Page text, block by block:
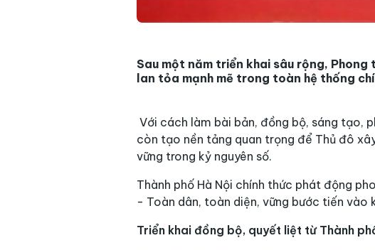
Sau một năm triển khai sâu rộng,
lan tỏa mạnh mẽ trong toàn hệ thống
Với cách làm bài bản, đồng bộ, sáng tạo,
còn tạo nền tảng quan trọng để Thủ đô
vững trong kỷ nguyên số.
Thành phố Hà Nội chính thức phát động
- Toàn dân, toàn diện, vững bước tiến vào
Triển khai đồng bộ, quyết liệt từ Thành